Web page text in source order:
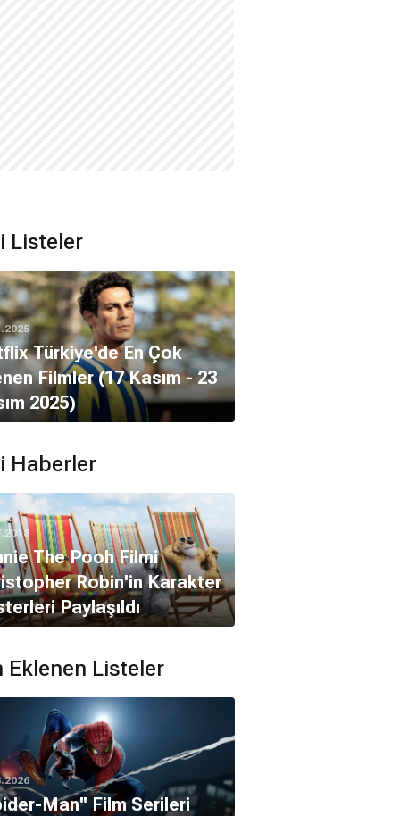
Listeler
Türkiye'de En Çok
Filmler (17 Kasım - 23
2025)
Haberler
The Pooh Filmi
Robin'in Karakter
Paylaşıldı
Eklenen Listeler
Man'' Film Serileri